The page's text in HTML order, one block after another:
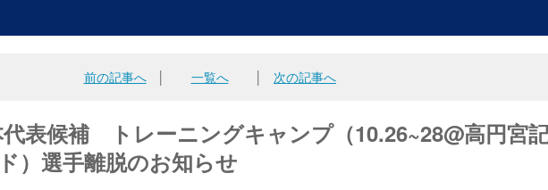
前の記事へ│ 一覧へ 次の記事へ
表候補 トレーニングキャンプ（10.26~28@高円宮
）選手離脱のお知らせ